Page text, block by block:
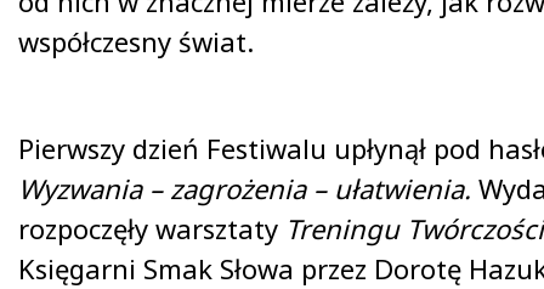
współczesny świat.
Pierwszy dzień Festiwalu upłynął pod
Wyzwania – zagrożenia – ułatwienia.
rozpoczęły warsztaty Treningu Twórczości
Księgarni Smak Słowa przez Dorotę